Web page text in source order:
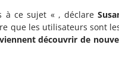
à ce sujet « , déclare
que les utilisateurs sont
découvrir de